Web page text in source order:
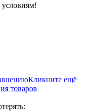
Кликните ещё
товаров